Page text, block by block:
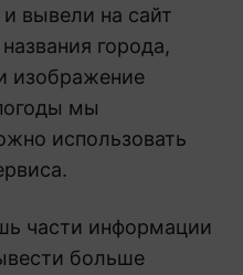
вывели на сайт
города,
изображение
мы
использовать
части информации
больше